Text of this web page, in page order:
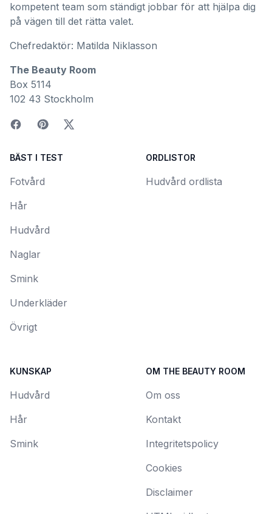
kompetent team som ständigt jobbar för att hjälpa dig
på vägen till det rätta valet.
Chefredaktör: Matilda Niklasson
The Beauty Room
Box 5114
102 43 Stockholm
BÄST I TEST
Fotvård
Hår
Hudvård
Naglar
Smink
Underkläder
Övrigt
ORDLISTOR
Hudvård ordlista
KUNSKAP
Hudvård
Hår
Smink
OM THE BEAUTY ROOM
Om oss
Kontakt
Integritetspolicy
Cookies
Disclaimer